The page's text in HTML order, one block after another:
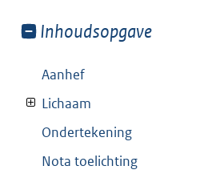
Toon
van:
Inhoudsopgave
Aanhef
Lichaam
Ondertekening
Nota toelichting